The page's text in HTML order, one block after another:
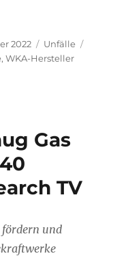
2022 Kategorien
Unfälle
,WKA-Hersteller
Gas
TV
fördern und